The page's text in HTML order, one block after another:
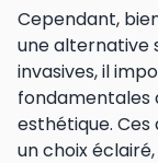
Cependant,
une alternative
invasives, il
fondamentales
esthétique.
un choix